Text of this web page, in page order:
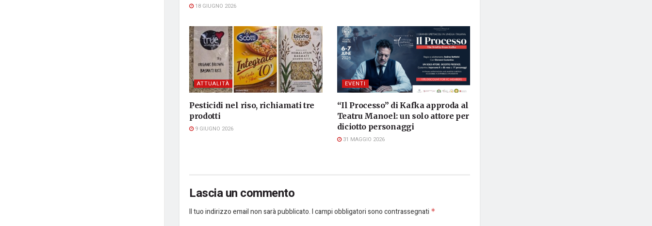
18 GIUGNO 2026
ATTUALITÀ
Pesticidi nel riso, richiamati tre
prodotti
9 GIUGNO 2026
EVENTI
“Il Processo” di Kafka approda al
Teatru Manoel: un solo attore per
diciotto personaggi
31 MAGGIO 2026
Lascia un commento
Il tuo indirizzo email non sarà pubblicato.I campi obbligatori sono contrassegnati *